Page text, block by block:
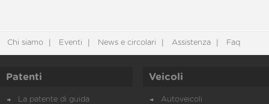
Chi siamo Eventi News e circolari Assistenza Faq
Patenti
La patente di guida
Veicoli
Autoveicoli